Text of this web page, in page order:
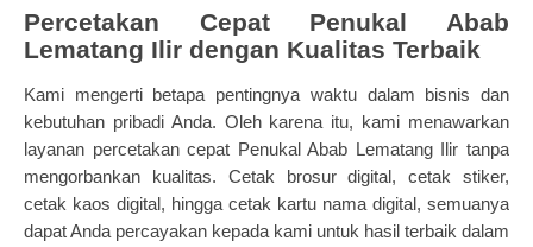
Percetakan Cepat Penukal Abab
Lematang Ilir dengan Kualitas Terbaik
Kami mengerti betapa pentingnya waktu dalam bisnis dan
kebutuhan pribadi Anda. Oleh karena itu, kami menawarkan
layanan percetakan cepat Penukal Abab Lematang Ilir tanpa
mengorbankan kualitas. Cetak brosur digital, cetak stiker,
cetak kaos digital, hingga cetak kartu nama digital, semuanya
dapat Anda percayakan kepada kami untuk hasil terbaik dalam